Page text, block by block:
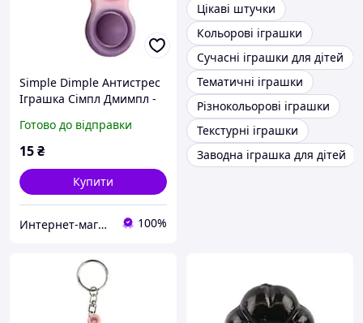
Simple Dimple Антистрес
Іграшка Сімпл Дмимпл -
Popit) - Білий Брелок
Фігурний з ка
Готово до відправки
15₴
Купити
Интернет-магазин "П'ятниця" ФОП Гришина О.О. 100%
Цікаві штучки
Кольорові іграшки
Сучасні іграшки для дітей
Тематичні іграшки
Різнокольорові іграшки
Текстурні іграшки
Заводна іграшка для дітей